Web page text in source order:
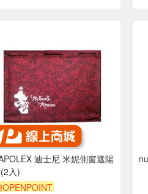
迪士尼 米妮側窗遮陽
入)
OPENPOINT